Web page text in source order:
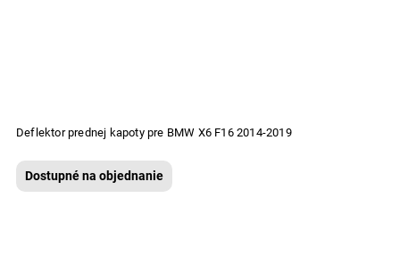
Deflektor prednej kapoty pre BMW X6 F16 2014-2019
Dostupné na objednanie